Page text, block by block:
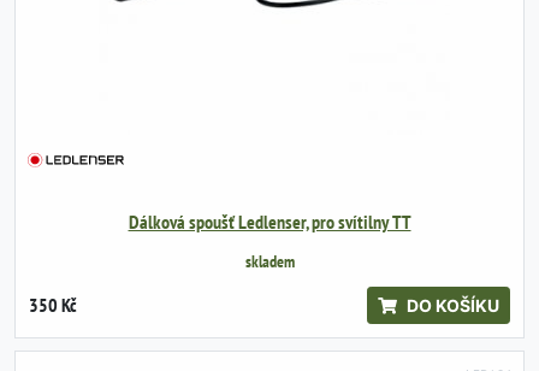
Dálková spoušť Ledlenser, pro svítilny TT
skladem
350 Kč DO KOŠÍKU